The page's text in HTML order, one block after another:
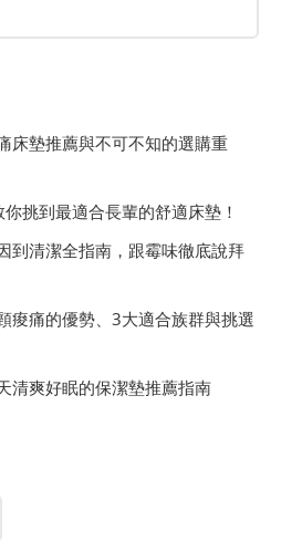
床墊推薦與不可不知的選購重
挑到最適合長輩的舒適床墊！
到清潔全指南，跟霉味徹底說拜
痠痛的優勢、3大適合族群與挑選
清爽好眠的保潔墊推薦指南